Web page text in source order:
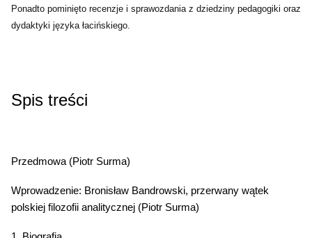
Ponadto pominięto recenzje i sprawozdania z dziedziny pedagogiki oraz
dydaktyki języka łacińskiego.
Spis treści
Przedmowa (Piotr Surma)
Wprowadzenie: Bronisław Bandrowski, przerwany wątek
polskiej filozofii analitycznej (Piotr Surma)